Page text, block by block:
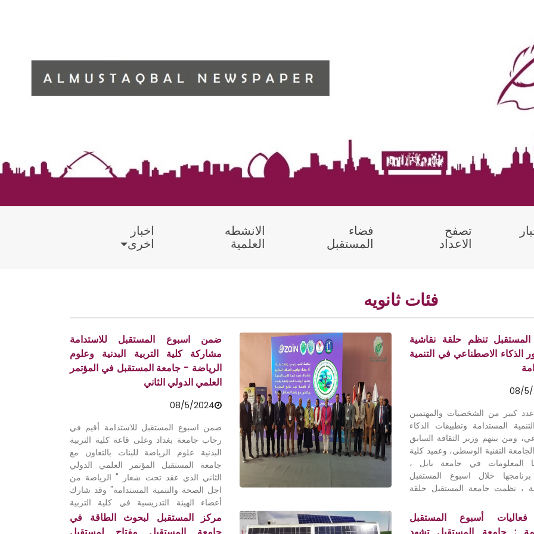
تصفح
الاعداد
فضاء
المستقبل
الانشطه
العلمية
اخبار
اخرى
فئات ثانويه
تنظم حلقة نقاشية
الذكاء الاصطناعي في التنمية
08/5/
كبير من الشخصيات والمهتمين
المستدامة وتطبيقات الذكاء
ومن بينهم وزير الثقافة السابق
التقنية الوسطى، وعميد كلية
المعلومات في جامعة بابل ،
خلال اسبوع المستقبل
، نظمت جامعة المستقبل حلقة
المستدامة . وقد افتتحت الحلقة
بكلمات ترحيبية القاها كل من :
ضمن اسبوع المستقبل للاستدامة
مشاركة كلية التربية البدنية وعلوم
الرياضة - جامعة المستقبل في المؤتمر
العلمي الدولي الثاني
08/5/2024
ضمن اسبوع المستقبل للاستدامة أقيم في
رحاب جامعة بغداد وعلى قاعة كلية التربية
البدنية علوم الرياضة للبنات بالتعاون مع
جامعة المستقبل المؤتمر العلمي الدولي
الثاني الذي عقد تحت شعار " الرياضة من
اجل الصحة والتنمية المستدامة" وقد شارك
أعضاء الهيئة التدريسية في كلية التربية
البدنية وعلوم الرياضة - جامعة المستقبل
متمثلاً بعميد الكلية الاستاذ المساعد الدكتورة
أسبوع المستقبل
مركز المستقبل لبحوث الطاقة في